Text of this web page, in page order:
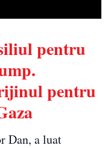
pentru
pentru
Dan, a luat